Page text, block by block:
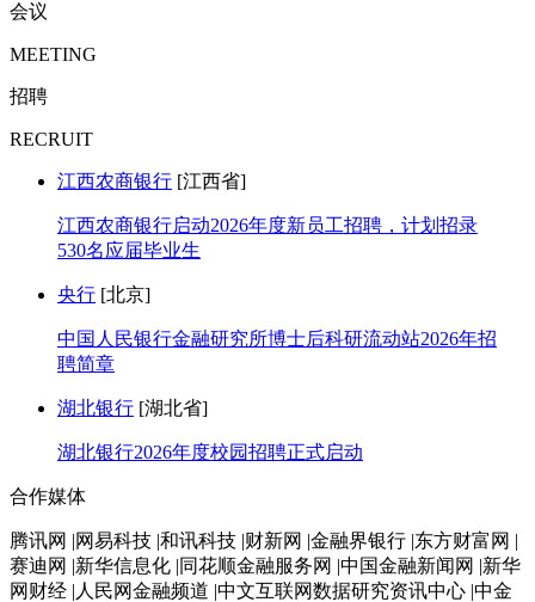
会议
MEETING
招聘
RECRUIT
江西农商银行 [江西省]
江西农商银行启动2026年度新员工招聘，计划招录
530名应届毕业生
央行 [北京]
中国人民银行金融研究所博士后科研流动站2026年招
聘简章
湖北银行 [湖北省]
湖北银行2026年度校园招聘正式启动
合作媒体
腾讯网 |网易科技 |和讯科技 |财新网 |金融界银行 |东方财富网 |
赛迪网 |新华信息化 |同花顺金融服务网 |中国金融新闻网 |新华
网财经 |人民网金融频道 |中文互联网数据研究资讯中心 |中金